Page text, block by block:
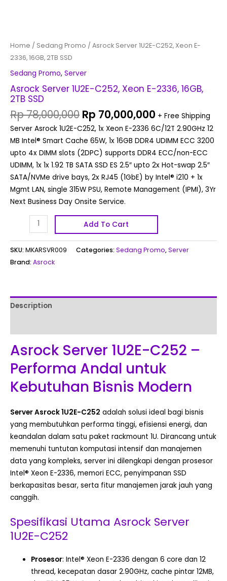
Home / Sedang Promo / Asrock Server 1U2E-C252, Xeon E-
2336, 16GB, 2TB SSD
Sedang Promo, Server
Asrock Server 1U2E-C252, Xeon E-2336, 16GB,
2TB SSD
Rp78,000,000 Rp 70,000,000 + Free Shipping
Server Asrock 1U2E-C252, 1x Xeon E-2336 6C/12T 2.90GHz 12
MB Intel® Smart Cache 65W, 1x 16GB DDR4 UDIMM ECC 3200
upto 4x DIMM slots (2DPC) supports DDR4 ECC/non-ECC
UDIMM, 1x 1x 1.92 TB SATA SSD ES 2.5″ upto 2x Hot-swap 2.5″
SATA/NVMe drive bays, 2x RJ45 (1GbE) by Intel® i210 + 1x
Mgmt LAN, single 315W PSU, Remote Management (IPMI), 3Yr
Next Business Day Onsite Service.
Add To Cart
SKU: MKARSVR009 Categories: Sedang Promo,Server
Brand: Asrock
Description
Asrock Server 1U2E-C252 –
Performa Andal untuk
Kebutuhan Bisnis Modern
Server Asrock 1U2E-C252 adalah solusi ideal bagi bisnis
yang membutuhkan performa tinggi, efisiensi energi, dan
keandalan dalam satu paket rackmount 1U. Dirancang untuk
memenuhi tuntutan komputasi intensif dan manajemen
data yang kompleks, server ini dilengkapi dengan prosesor
Intel® Xeon E-2336, memori ECC, penyimpanan SSD
berkapasitas besar, serta fitur manajemen jarak jauh yang
canggih.
Spesifikasi Utama Asrock Server
1U2E-C252
Prosesor: Intel® Xeon E-2336 dengan 6 core dan 12
thread, kecepatan dasar 2.90GHz, cache pintar 12MB,